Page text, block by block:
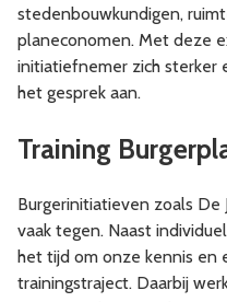
stedenbouwkundigen,
planeconomen. Met deze
initiatiefnemer zich sterker
het gesprek aan.
Training
Burgerinitiatieven zoals De
vaak tegen. Naast
het tijd om onze kennis en
trainingstraject. Daarbij